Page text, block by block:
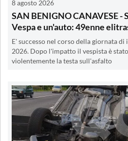
8 agosto 2026
SAN BENIGNO CANAVESE -
Vespa e un'auto: 49enne
E' successo nel corso della giornata di
2026. Dopo l'impatto il vespista è
violentemente la testa sull'asfalto